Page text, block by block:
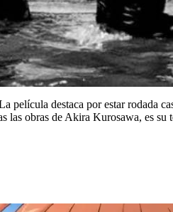
destaca por estar rodada
obras de Akira Kurosawa, es